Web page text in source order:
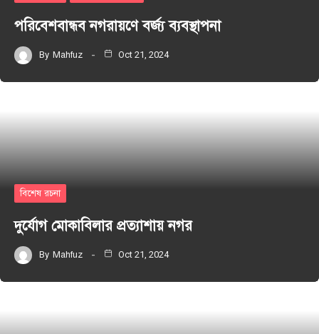
পরিবেশবান্ধব নগরায়ণে বর্জ্য ব্যবস্থাপনা
By Mahfuz Oct 21, 2024
বিশেষ রচনা
দুর্যোগ মোকাবিলার প্রত্যাশায় নগর
By Mahfuz Oct 21, 2024